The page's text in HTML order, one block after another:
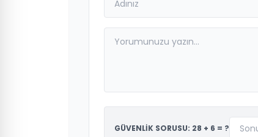
GÜVENLİK SORUSU: 28 + 6 = ?